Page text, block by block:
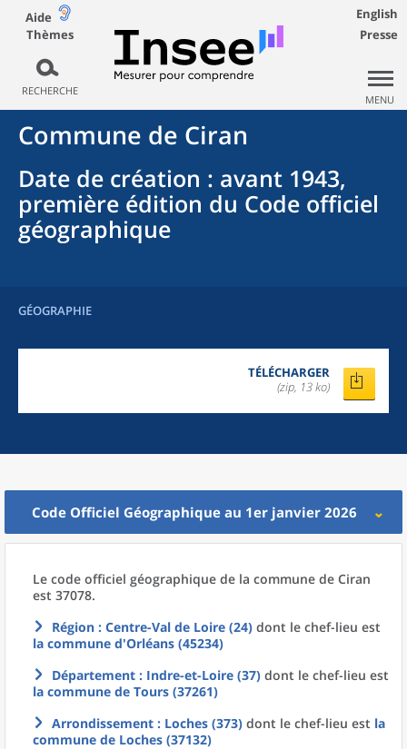
Aide
Thèmes
RECHERCHE
English
Presse
MENU
Commune de Ciran
Date de création : avant 1943,
première édition du Code officiel
géographique
GÉOGRAPHIE
TÉLÉCHARGER
(zip, 13 ko)
Code Officiel Géographique au 1er janvier 2026
Le code officiel géographique de la commune de Ciran
est 37078.
Région : Centre-Val de Loire (24) dont le chef-lieu est
la commune d'Orléans (45234)
Département : Indre-et-Loire (37) dont le chef-lieu est
la commune de Tours (37261)
Arrondissement : Loches (373) dont le chef-lieu est la
commune de Loches (37132)